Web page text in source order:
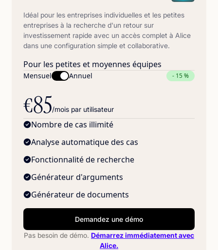
Idéal pour les entreprises individuelles et les petites
entreprises à la recherche d'un retour sur
investissement rapide avec un accès complet à Alice
dans une configuration simple et collaborative.
Pour les petites et moyennes équipes
€85/mois par utilisateur
Mensuel Annuel - 15 %
Nombre de cas illimité
Analyse automatique des cas
Fonctionnalité de recherche
Générateur d'arguments
Générateur de documents
Demandez une démo
Pas besoin de démo. Démarrez immédiatement avec
Alice.